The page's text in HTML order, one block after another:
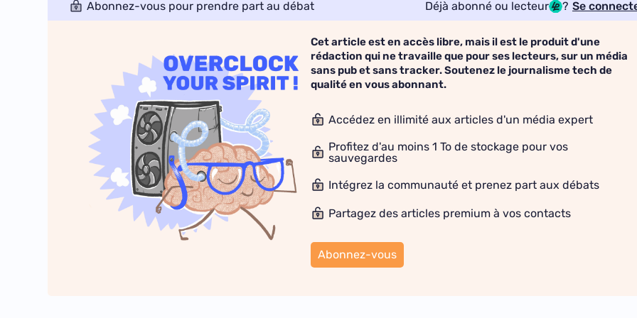
Abonnez-vous pour prendre part au débat Déjà abonné ou lecteur ? Se
Cet article est en accès libre, mais il est le produit d'une
rédaction qui ne travaille que pour ses lecteurs, sur un média
sans pub et sans tracker. Soutenez le journalisme tech de
qualité en vous abonnant.
Accédez en illimité aux articles d'un média expert
Profitez d'au moins 1 To de stockage pour vos
sauvegardes
Intégrez la communauté et prenez part aux débats
Partagez des articles premium à vos contacts
Abonnez-vous